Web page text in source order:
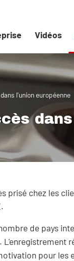
Vidéos
l'union européenne
prisé chez les
de pays
pour